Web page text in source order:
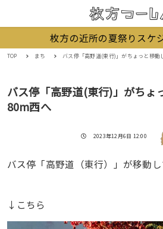
枚方の近所の夏祭りスケ
TOP まち バス停「高野道(東行)」がちょっと移動
バス停「高野道(東行)」がちょ
80m西へ
投稿日
2023年12月6日 12:00
バス停「高野道（東行）」が移動し
↓こちら